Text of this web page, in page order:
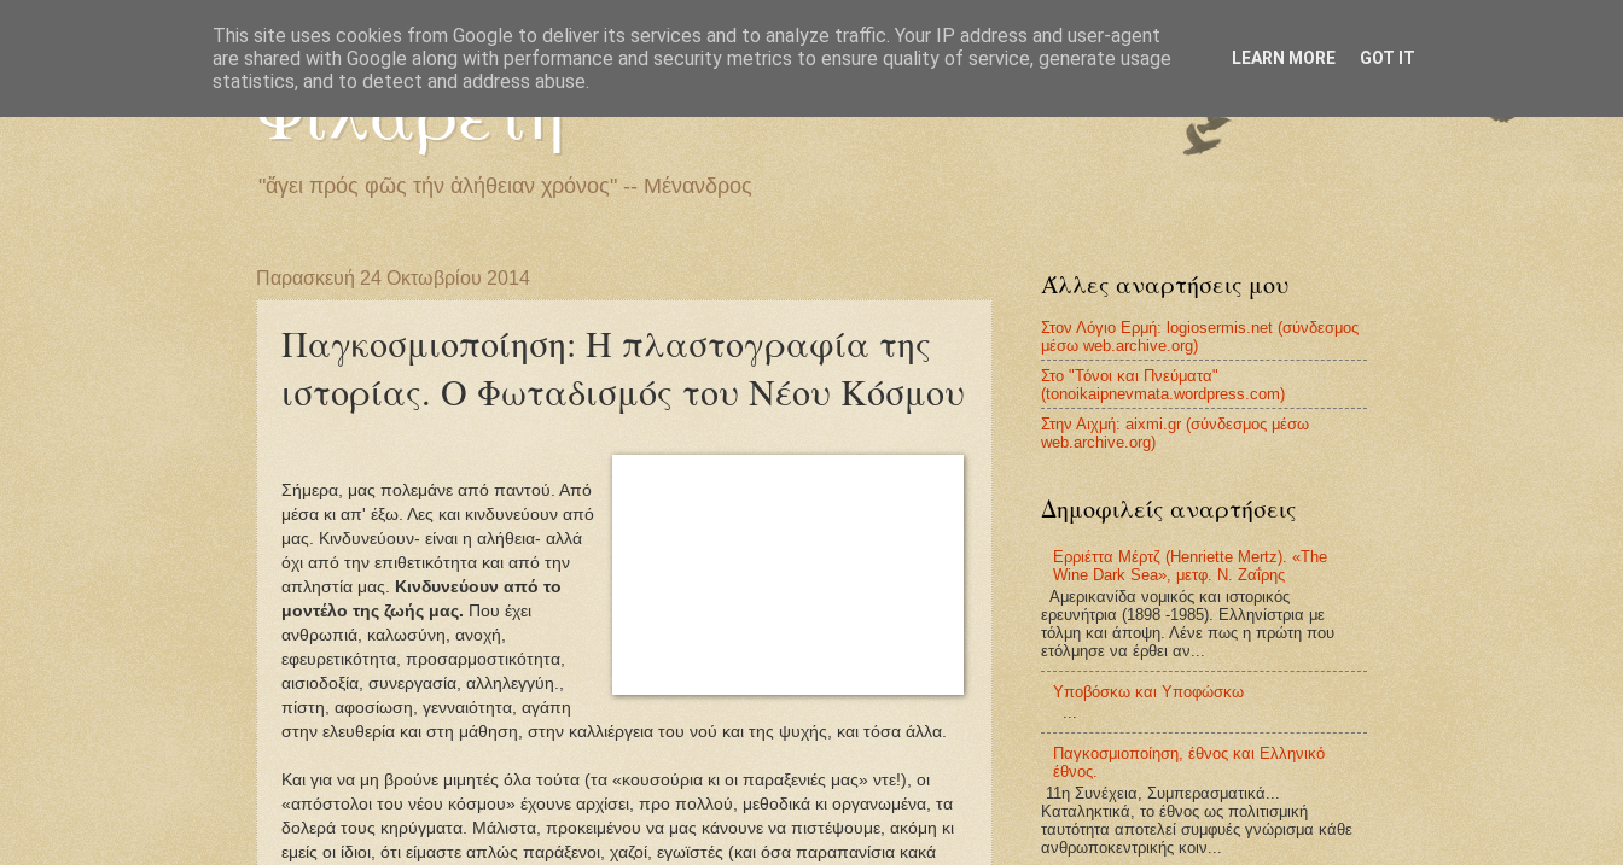
Φιλαρέτη
"ἄγει πρός φῶς τήν ἀλήθειαν χρόνος" -- Μένανδρος
Παρασκευή 24 Οκτωβρίου 2014
Παγκοσμιοποίηση: Η πλαστογραφία της
ιστορίας. Ο Φωταδισμός του Νέου Κόσμου
Σήμερα, μας πολεμάνε από παντού. Από
μέσα κι απ' έξω. Λες και κινδυνεύουν από
μας. Κινδυνεύουν- είναι η αλήθεια- αλλά
όχι από την επιθετικότητα και από την
απληστία μας.
Κινδυνεύουν από το
μοντέλο της ζωής μας. Που έχει
ανθρωπιά, καλωσύνη, ανοχή,
εφευρετικότητα, προσαρμοστικότητα,
αισιοδοξία, συνεργασία, αλληλεγγύη.,
πίστη, αφοσίωση, γενναιότητα, αγάπη
στην ελευθερία και στη μάθηση, στην καλλιέργεια του νού και της ψυχής, και τόσα άλλα.
Και για να μη βρούνε μιμητές όλα τούτα (τα «κουσούρια κι οι παραξενιές μας» ντε!), οι
«απόστολοι του νέου κόσμου» έχουνε αρχίσει, προ πολλού, μεθοδικά κι οργανωμένα, τα
δολερά τους κηρύγματα. Μάλιστα, προκειμένου να μας κάνουνε να πιστέψουμε, ακόμη κι
εμείς οι ίδιοι, ότι είμαστε απλώς παράξενοι, χαζοί, εγωϊστές (και όσα παραπανίσια κακά
Άλλες αναρτήσεις μου
Στον Λόγιο Ερμή: logiosermis.net (σύνδεσμος
μέσω web.archive.org)
Στο "Τόνοι και Πνεύματα"
(tonoikaipnevmata.wordpress.com)
Στην Αιχμή: aixmi.gr (σύνδεσμος μέσω
web.archive.org)
Δημοφιλείς αναρτήσεις
Ερριέττα Μέρτζ (Henriette Mertz). «The
Wine Dark Sea», μετφ. Ν. Ζαΐρης
Αμερικανίδα νομικός και ιστορικός
ερευνήτρια (1898 -1985). Ελληνίστρια με
τόλμη και άποψη. Λένε πως η πρώτη που
ετόλμησε να έρθει αν...
Υποβόσκω και Υποφώσκω
...
Παγκοσμιοποίηση, έθνος και Ελληνικό
έθνος.
11η Συνέχεια, Συμπερασματικά...
Καταληκτικά, το έθνος ως πολιτισμική
ταυτότητα αποτελεί συμφυές γνώρισμα κάθε
ανθρωποκεντρικής κοιν...
This site uses cookies from Google to deliver its services and to analyze traffic. Your IP address and user-agent
are shared with Google along with performance and security metrics to ensure quality of service, generate usage
statistics, and to detect and address abuse.
LEARN MORE GOT IT